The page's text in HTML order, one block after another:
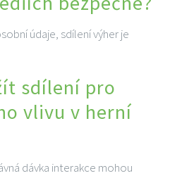
údaje, sdílení výher je
sdílení pro
vlivu v herní
dávka interakce mohou